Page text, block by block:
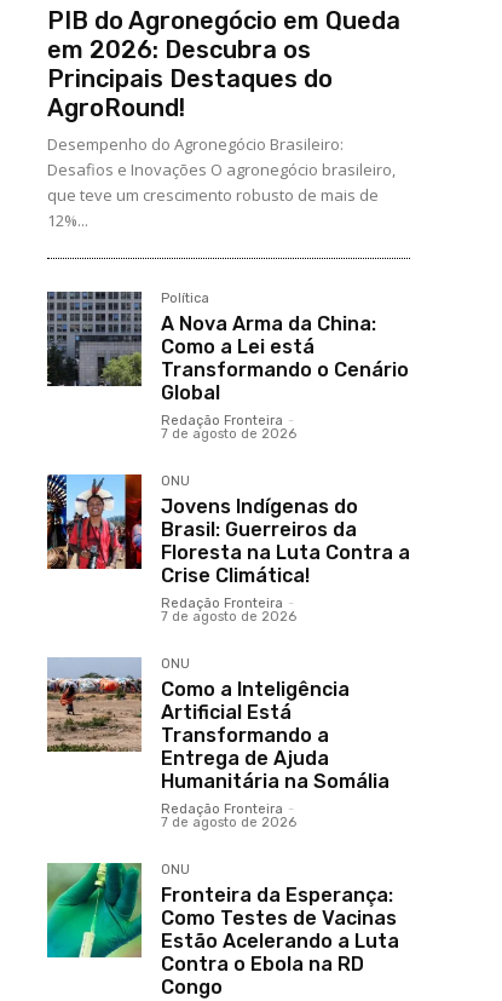
PIB do Agronegócio em Queda
em 2026: Descubra os
Principais Destaques do
AgroRound!
Desempenho do Agronegócio Brasileiro:
Desafios e Inovações O agronegócio brasileiro,
que teve um crescimento robusto de mais de
12%...
Política
A Nova Arma da China:
Como a Lei está
Transformando o Cenário
Global
Redação Fronteira -
7 de agosto de 2026
ONU
Jovens Indígenas do
Brasil: Guerreiros da
Floresta na Luta Contra a
Crise Climática!
Redação Fronteira -
7 de agosto de 2026
ONU
Como a Inteligência
Artificial Está
Transformando a
Entrega de Ajuda
Humanitária na Somália
Redação Fronteira -
7 de agosto de 2026
ONU
Fronteira da Esperança:
Como Testes de Vacinas
Estão Acelerando a Luta
Contra o Ebola na RD
Congo